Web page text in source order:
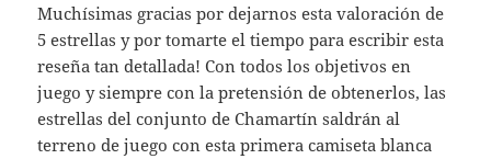
Muchísimas gracias por dejarnos esta valoración de
5 estrellas y por tomarte el tiempo para escribir esta
reseña tan detallada! Con todos los objetivos en
juego y siempre con la pretensión de obtenerlos, las
estrellas del conjunto de Chamartín saldrán al
terreno de juego con esta primera camiseta blanca